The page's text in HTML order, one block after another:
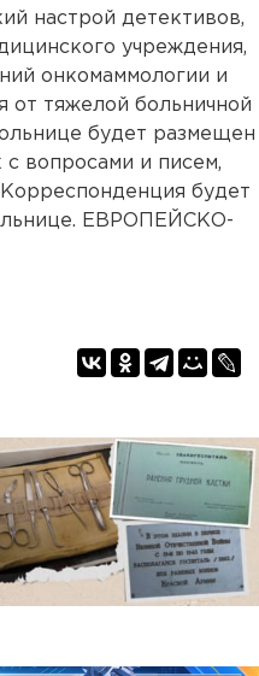
настрой детективов,
учреждения,
онкомаммологии и
от тяжелой больничной
будет размещен
вопросами и писем,
будет
ЕВРОПЕЙСКО-